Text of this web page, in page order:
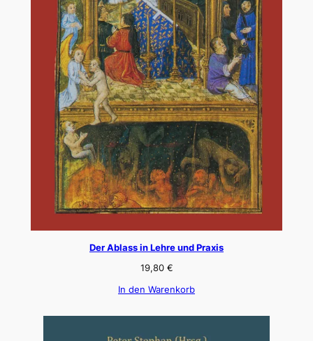
Der Ablass in Lehre und Praxis
19,80 €
In den Warenkorb